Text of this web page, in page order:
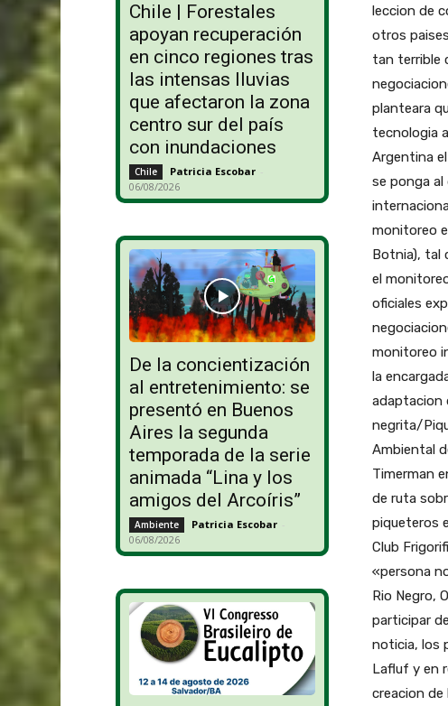
Chile | Forestales
apoyan recuperación
en cinco regiones tras
las intensas lluvias
que afectaron la zona
centro sur del país
con inundaciones
Chile Patricia Escobar -
06/08/2026
De la concientización
al entretenimiento: se
presentó en Buenos
Aires la segunda
temporada de la serie
animada “Lina y los
amigos del Arcoíris”
Ambiente Patricia Escobar -
06/08/2026
leccion de
otros
tan terrible
planteara
tecnologia
Argentina
se ponga al
monitoreo
Botnia), tal
el
oficiales
monitoreo
la
adaptacion
negrita/
Ambiental
Timerman
de ruta
piqueteros
Club
«persona
Rio Negro,
participar
noticia, los
Lafluf y en
creacion de